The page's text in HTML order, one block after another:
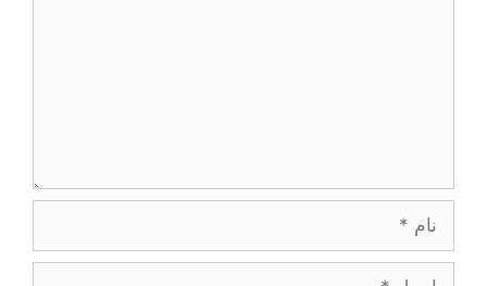
ایمیل